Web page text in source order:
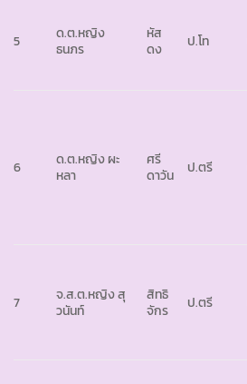
5
ด.ต.หญิง
ธนภร
หัส
ดง
ป.โท
6
ด.ต.หญิง ผะ
หลา
ศรี
ดาวัน
ป.ตรี
7
จ.ส.ต.หญิง สุ
วนันท์
สิทธิ
จักร
ป.ตรี